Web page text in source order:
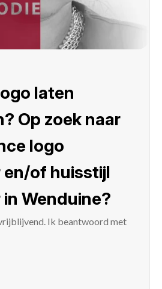
laten
Op zoek naar
logo
of huisstijl
Wenduine?
Ik beantwoord met